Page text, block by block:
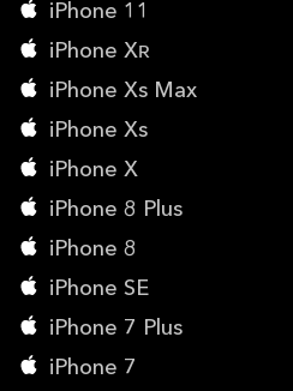
iPhone 11
iPhone Xʀ
iPhone Xs Max
iPhone Xs
iPhone X
iPhone 8 Plus
iPhone 8
iPhone SE
iPhone 7 Plus
iPhone 7